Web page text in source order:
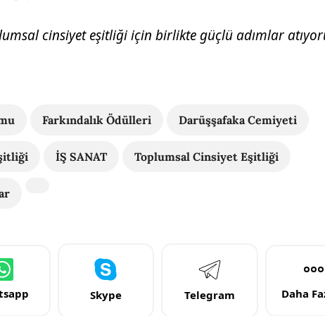
cinsiyet eşitliği için birlikte güçlü adımlar
Farkındalık Ödülleri Darüşşafaka Cemiyeti
İŞ SANAT Toplumsal Cinsiyet Eşitliği
Skype Telegram Daha